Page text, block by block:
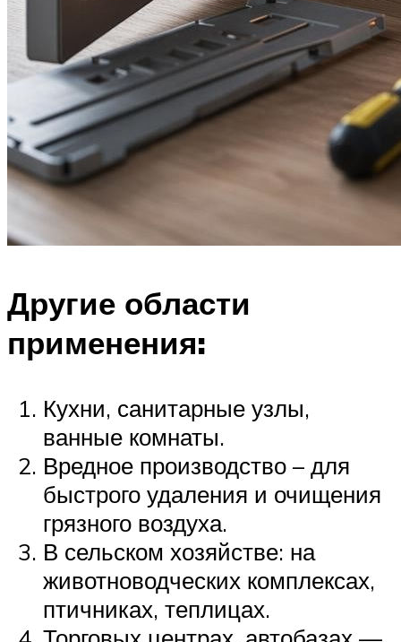
Другие области
применения:
Кухни, санитарные узлы,
ванные комнаты.
Вредное производство – для
быстрого удаления и очищения
грязного воздуха.
В сельском хозяйстве: на
животноводческих комплексах,
птичниках, теплицах.